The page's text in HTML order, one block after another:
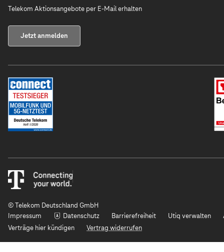
Telekom Aktionsangebote per E-Mail erhalten
Jetzt anmelden
© Telekom Deutschland GmbH
Impressum
Datenschutz Barrierefreiheit Utiq verwalten
Verträge hier kündigen
Vertrag widerrufen